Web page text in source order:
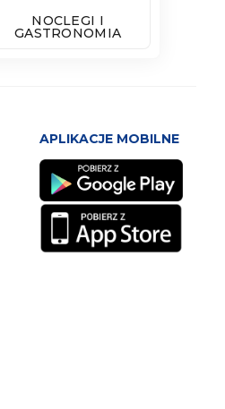
NOCLEGI I
GASTRONOMIA
APLIKACJE MOBILNE